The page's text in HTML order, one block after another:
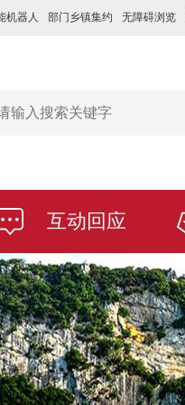
机器人 部门乡镇集约 无障碍浏览
互动回应